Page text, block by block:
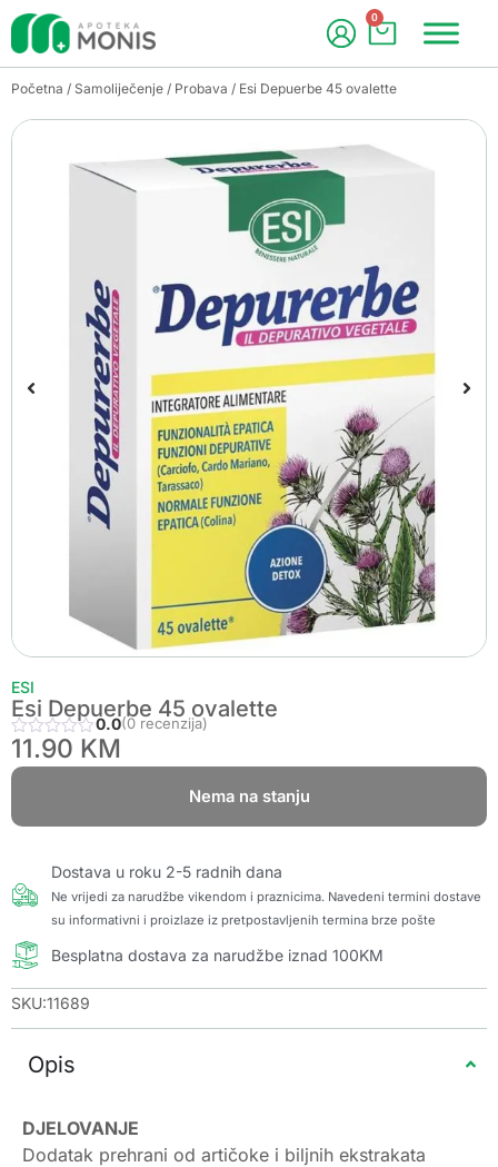
0
Početna / Samoliječenje / Probava / Esi Depuerbe 45 ovalette
ESI
Esi Depuerbe 45 ovalette
0.0(0 recenzija)
11.90 KM
Nema na stanju
Dostava u roku 2-5 radnih dana
Ne vrijedi za narudžbe vikendom i praznicima. Navedeni termini dostave
su informativni i proizlaze iz pretpostavljenih termina brze pošte
Besplatna dostava za narudžbe iznad 100KM
SKU:11689
Opis
DJELOVANJE
Dodatak prehrani od artičoke i biljnih ekstrakata